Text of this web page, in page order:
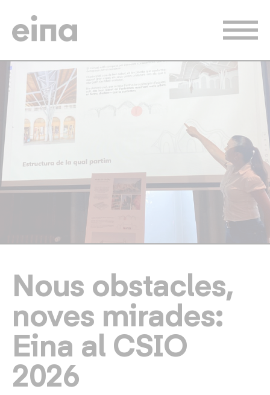
Nous obstacles,
noves mirades:
Eina al CSIO
2026